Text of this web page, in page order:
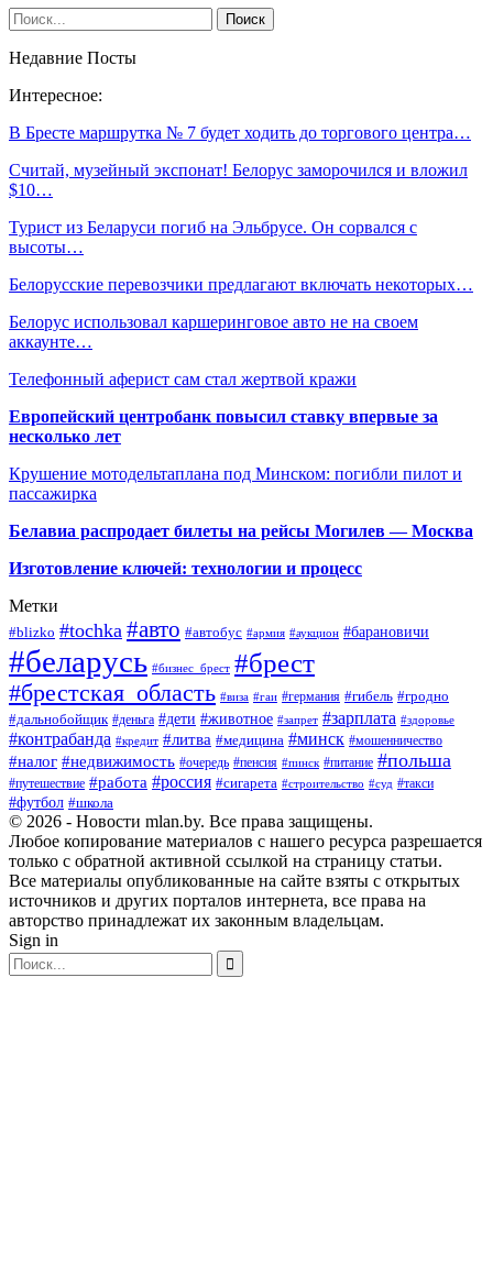
Недавние Посты
Интересное:
В Бресте маршрутка № 7 будет ходить до торгового центра…
Считай, музейный экспонат! Белорус заморочился и вложил
$10…
Турист из Беларуси погиб на Эльбрусе. Он сорвался с
высоты…
Белорусские перевозчики предлагают включать некоторых…
Белорус использовал каршеринговое авто не на своем
аккаунте…
Телефонный аферист сам стал жертвой кражи
Европейский центробанк повысил ставку впервые за
несколько лет
Крушение мотодельтаплана под Минском: погибли пилот и
пассажирка
Белавиа распродает билеты на рейсы Могилев — Москва
Изготовление ключей: технологии и процесс
Метки
#blizko #tochka #авто #автобус #армия #аукцион #барановичи
#беларусь #бизнес_брест #брест
#брестская_область #виза #гаи #германия #гибель #гродно
#дальнобойщик #деньга #дети #животное #запрет #зарплата #здоровье
#контрабанда #кредит #литва #медицина #минск #мошенничество
#налог #недвижимость #очередь #пенсия #пинск #питание #польша
#путешествие #работа #россия #сигарета #строительство #суд #такси
#футбол #школа
© 2026 - Новости mlan.by. Все права защищены.
Любое копирование материалов с нашего ресурса разрешается
только с обратной активной ссылкой на страницу статьи.
Все материалы опубликованные на сайте взяты с открытых
источников и других порталов интернета, все права на
авторство принадлежат их законным владельцам.
Sign in